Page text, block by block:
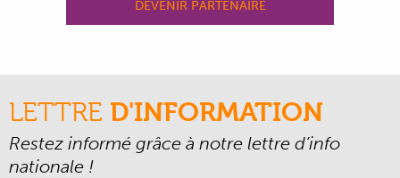
DEVENIR PARTENAIRE
LETTRE D'INFORMATION
Restez informé grâce à notre lettre d’info
nationale !